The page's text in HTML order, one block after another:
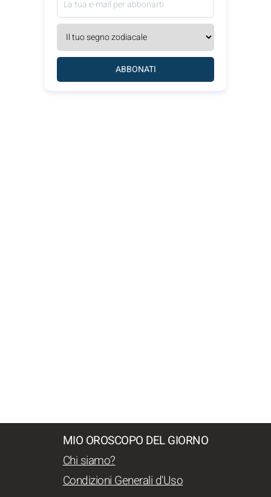
ABBONATI
MIO OROSCOPO DEL GIORNO
Chi siamo?
Condizioni Generali d'Uso